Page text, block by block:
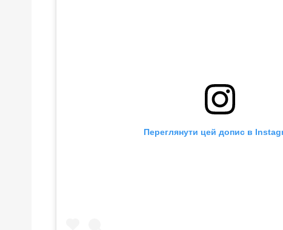
Переглянути цей допис в